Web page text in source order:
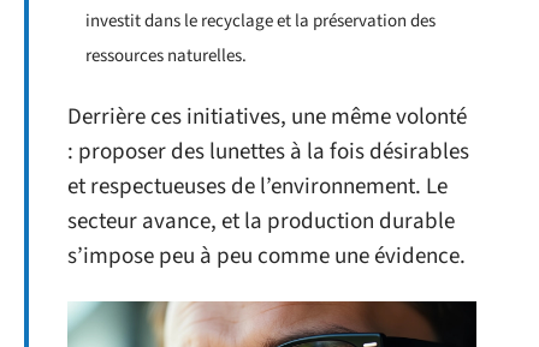
investit dans le recyclage et la préservation des
ressources naturelles.
Derrière ces initiatives, une même volonté
: proposer des lunettes à la fois désirables
et respectueuses de l’environnement. Le
secteur avance, et la production durable
s’impose peu à peu comme une évidence.